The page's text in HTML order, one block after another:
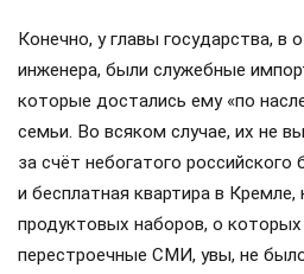
Конечно, у главы государства, в
инженера, были служебные
которые достались ему «по
семьи. Во всяком случае, их не
за счёт небогатого
и бесплатная квартира в
продуктовых наборов, о
перестроечные СМИ, увы, не